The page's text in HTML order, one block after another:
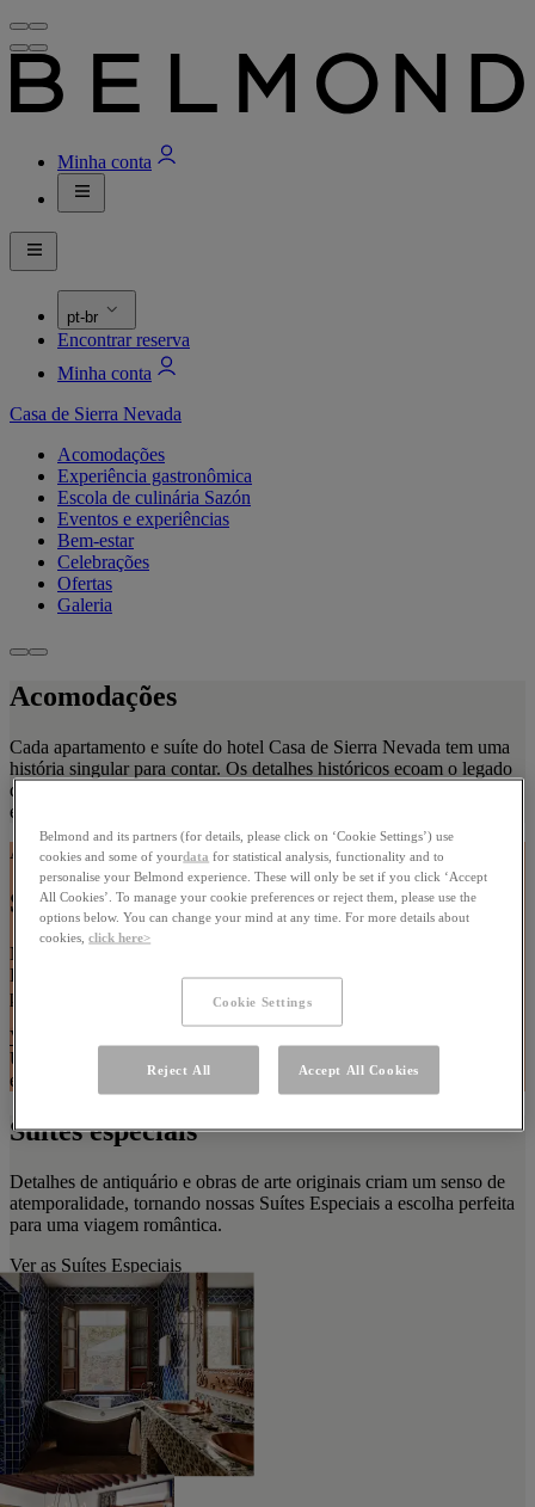
Minha conta
pt-br
Encontrar reserva
Minha conta
Casa de Sierra Nevada
Acomodações
Experiência gastronômica
Escola de culinária Sazón
Eventos e experiências
Bem-estar
Celebrações
Ofertas
Galeria
Acomodações
Cada apartamento e suíte do hotel Casa de Sierra Nevada tem uma
história singular para contar. Os detalhes históricos ecoam o legado
da região, enquanto confortos contemporâneos asseguram uma
estadia memorável.
Acomodações
Suítes Signature
Nossas três Suítes Signature conferem vistas cativantes para a
Parroquia, e ainda piscinas de imersão privativas em um terraço
privativo.
Ver as Suítes Signature
Use as setas do teclado ou os botões de paginação para navegar
entre as imagens deste carrossel
Suítes especiais
Detalhes de antiquário e obras de arte originais criam um senso de
atemporalidade, tornando nossas Suítes Especiais a escolha perfeita
para uma viagem romântica.
Ver as Suítes Especiais
Belmond and its partners (for details, please click on ‘Cookie Settings’) use
cookies and some of yourdata for statistical analysis, functionality and to
personalise your Belmond experience. These will only be set if you click ‘Accept
All Cookies’. To manage your cookie preferences or reject them, please use the
options below. You can change your mind at any time. For more details about
cookies,click here>
Cookie Settings
Reject All Accept All Cookies